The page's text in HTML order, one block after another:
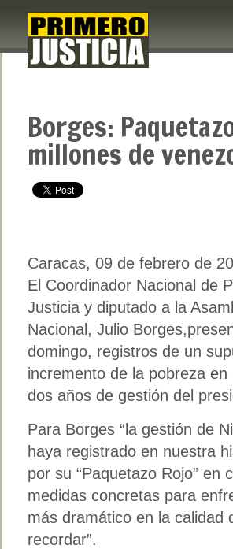
Borges:
millones de
Caracas, 09 de febrero de
El Coordinador Nacional de
Justicia y diputado a la
Nacional, Julio
domingo, registros de un
incremento de la pobreza en
dos años de gestión del
Para Borges “la gestión de
haya registrado en nuestra
por su “Paquetazo Rojo”
medidas concretas para
más dramático en la calidad
recordar”.